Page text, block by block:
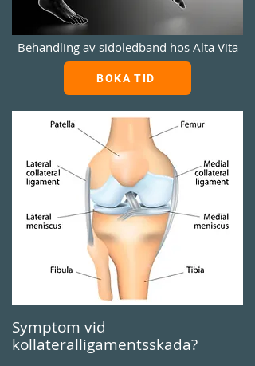
Behandling av sidoledband hos Alta Vita
BOKA TID
Symptom vid
kollateralligamentsskada?